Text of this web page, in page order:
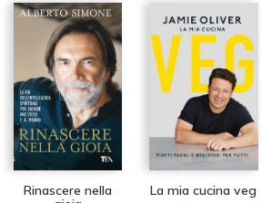
Rinascere nella
La mia cucina veg